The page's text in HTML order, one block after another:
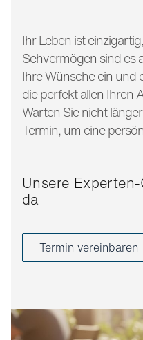
Ihr Leben ist
Sehvermögen sind es
Ihre Wünsche ein und
die perfekt allen Ihren
Warten Sie nicht
Termin, um eine
Unsere
da
Termin vereinbaren